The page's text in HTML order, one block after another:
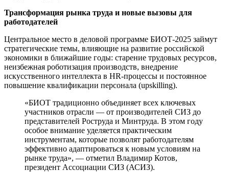
Трансформация рынка труда и новые вызовы для
работодателей
Центральное место в деловой программе БИОТ-2025 займут
стратегические темы, влияющие на развитие российской
экономики в ближайшие годы: старение трудовых ресурсов,
неизбежная роботизация производств, внедрение
искусственного интеллекта в HR-процессы и постоянное
повышение квалификации персонала (upskilling).
«БИОТ традиционно объединяет всех ключевых
участников отрасли — от производителей СИЗ до
представителей Роструда и Минтруда. В этом году
особое внимание уделяется практическим
инструментам, которые позволят работодателям
эффективно адаптироваться к новым условиям на
рынке труда», — отметил Владимир Котов,
президент Ассоциации СИЗ (АСИЗ).